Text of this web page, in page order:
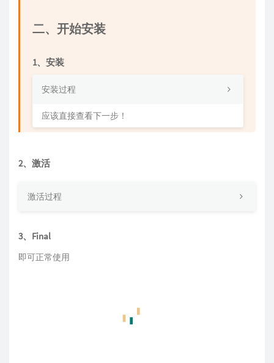
二、开始安装
1、安装
安装过程
应该直接查看下一步！
2、激活
激活过程
3、Final
即可正常使用